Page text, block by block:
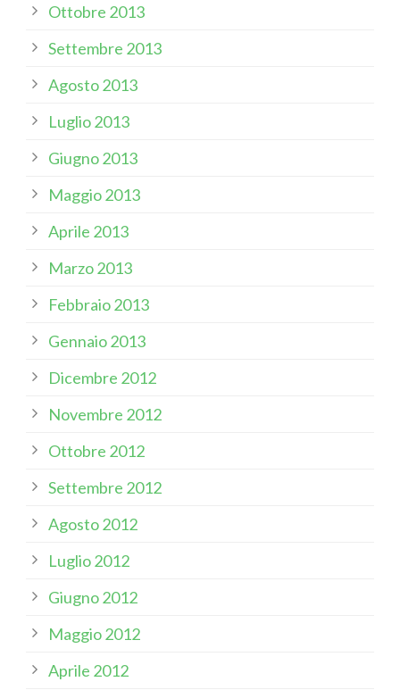
Ottobre 2013
Settembre 2013
Agosto 2013
Luglio 2013
Giugno 2013
Maggio 2013
Aprile 2013
Marzo 2013
Febbraio 2013
Gennaio 2013
Dicembre 2012
Novembre 2012
Ottobre 2012
Settembre 2012
Agosto 2012
Luglio 2012
Giugno 2012
Maggio 2012
Aprile 2012